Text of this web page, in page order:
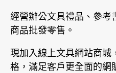
經營辦公文具禮品、參考
商品批發零售。
現加入線上文具網站商城
格，滿足客戶更全面的網